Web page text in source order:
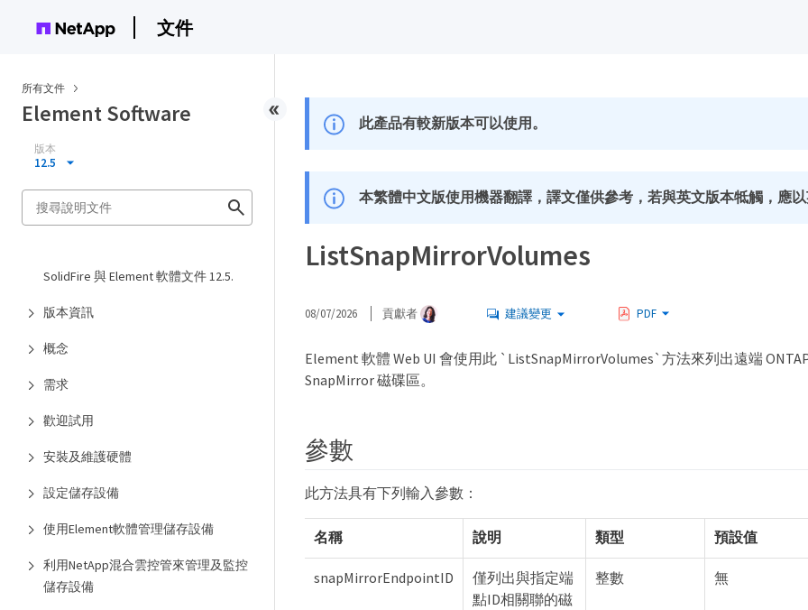
文件
所有文件
Element Software
版本
12.5
SolidFire 與 Element 軟體文件 12.5.
版本資訊
概念
需求
歡迎試用
安裝及維護硬體
設定儲存設備
使用Element軟體管理儲存設備
利用NetApp混合雲控管來管理及監控
儲存設備
此產品有較新版本可以使用。
本繁體中文版使用機器翻譯，譯文僅供參考，若與英文版本牴觸，應
ListSnapMirrorVolumes
08/07/2026 貢獻者 建議變更 PDF
Element 軟體 Web UI 會使用此 `ListSnapMirrorVolumes`方法來列出遠端
SnapMirror 磁碟區。
參數
此方法具有下列輸入參數：
名稱 說明 類型 預設值
snapMirrorEndpointID
僅列出與指定端
點ID相關聯的磁
整數 無